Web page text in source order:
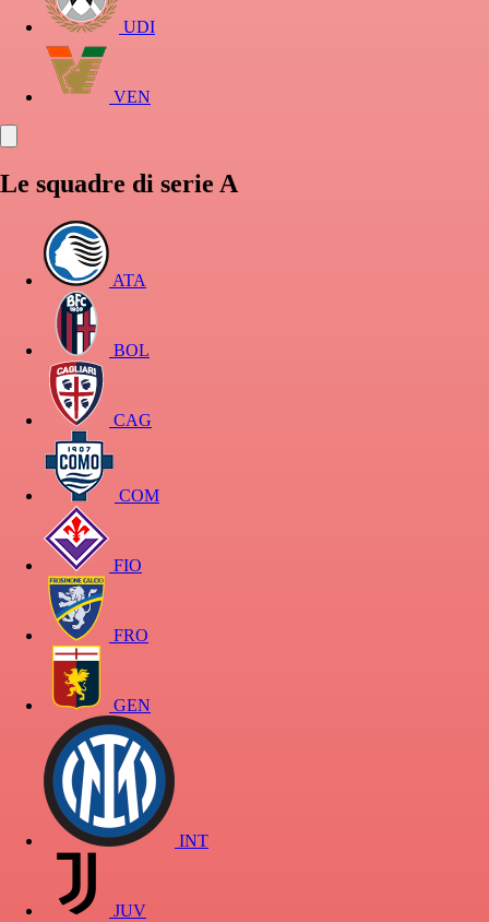
UDI
VEN
Le squadre di serie A
ATA
BOL
CAG
COM
FIO
FRO
GEN
INT
JUV